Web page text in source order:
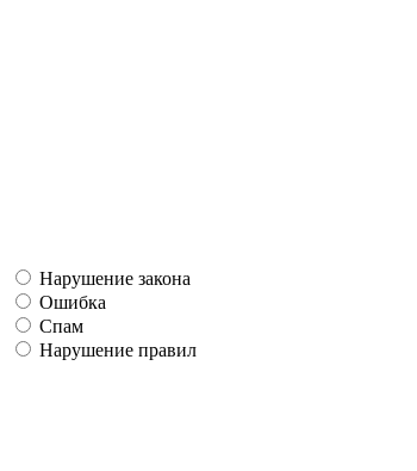
Нарушение закона
Ошибка
Спам
Нарушение правил